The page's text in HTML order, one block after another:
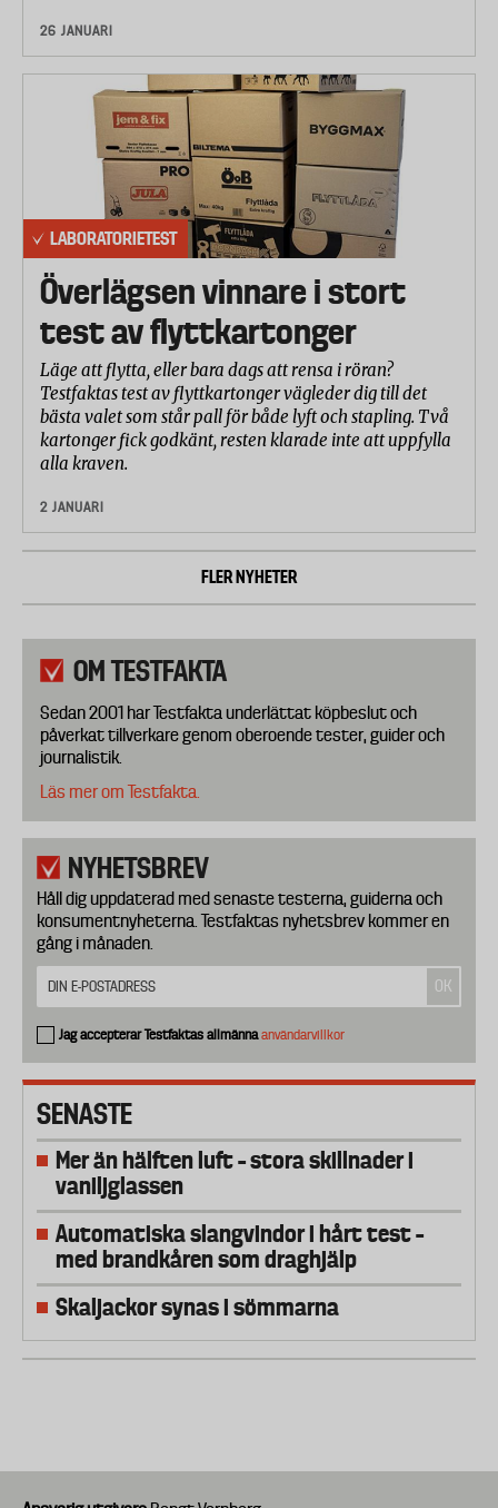
26 JANUARI
LABORATORIETEST
Överlägsen vinnare i stort
test av flyttkartonger
Läge att flytta, eller bara dags att rensa i röran?
Testfaktas test av flyttkartonger vägleder dig till det
bästa valet som står pall för både lyft och stapling. Två
kartonger fick godkänt, resten klarade inte att uppfylla
alla kraven.
2 JANUARI
FLER NYHETER
OM TESTFAKTA
Sedan 2001 har Testfakta underlättat köpbeslut och
påverkat tillverkare genom oberoende tester, guider och
journalistik.
Läs mer om Testfakta.
NYHETSBREV
Håll dig uppdaterad med senaste testerna, guiderna och
konsumentnyheterna. Testfaktas nyhetsbrev kommer en
gång i månaden.
Jag accepterar Testfaktas allmännaanvändarvillkor
SENASTE
Mer än hälften luft – stora skillnader i
vaniljglassen
Automatiska slangvindor i hårt test –
med brandkåren som draghjälp
Skaljackor synas i sömmarna